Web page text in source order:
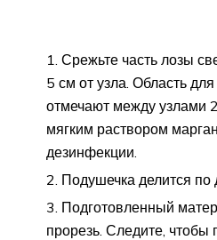
Срежьте часть лозы
5 см от узла. Область
отмечают между узлами
мягким раствором
дезинфекции.
Подушечка делится по
Подготовленный
прорезь. Следите, чтобы